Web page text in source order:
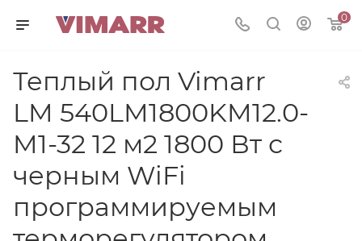
0
Теплый пол Vimarr
LM 540LM1800KM12.0-
M1-32 12 м2 1800 Вт с
черным WiFi
программируемым